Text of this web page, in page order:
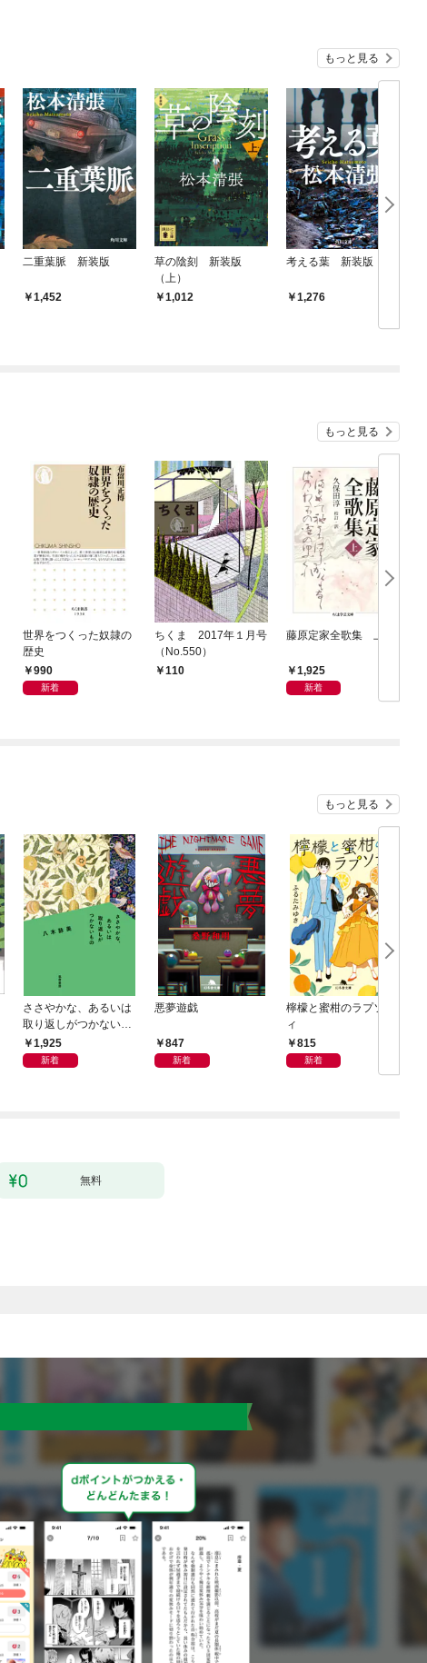
もっと見る
二重葉脈 新装版
1,452
草の陰刻 新装版
（上）
1,012
考える葉 新装版
1,276
もっと見る
世界をつくった奴隷の
歴史
990
新着
ちくま 2017年１月号
（No.550）
110
藤原定家全歌集 上
1,925
新着
もっと見る
ささやかな、あるいは
取り返しがつかないも
の1,925
新着
悪夢遊戯
847
新着
檸檬と蜜柑のラプソデ
ィ
815
新着
無料